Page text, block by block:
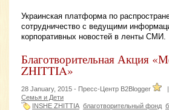
Украинская платформа по
сотрудничество с ведущими
корпоративных новостей в ленты СМИ.
Благотворительная Акция
ZHITTIA»
28 January, 2015 - Пресс-Центр B2Blogger |
Семья и Дети
INSHE ZHITTIA благотворительный фонд